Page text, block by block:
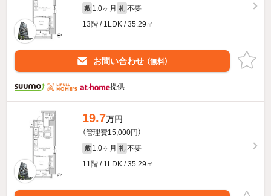
敷 1.0ヶ月 礼 不要
13階 / 1LDK / 35.29㎡
お問い合わせ （無料）
提供
19.7万円
（管理費15,000円）
敷 1.0ヶ月 礼 不要
11階 / 1LDK / 35.29㎡